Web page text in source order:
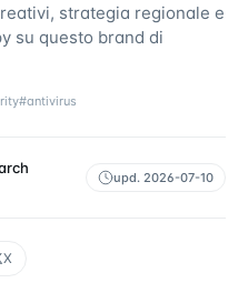
strategia regionale e
su questo brand di
#antivirus
upd. 2026-07-10
X